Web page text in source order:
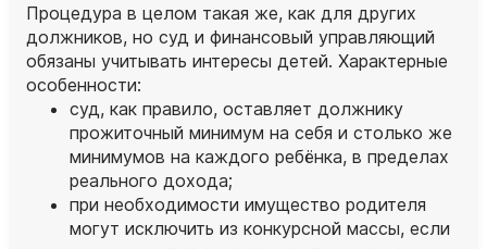
Процедура в целом такая же, как для других
должников, но суд и финансовый управляющий
обязаны учитывать интересы детей. Характерные
особенности:
суд, как правило, оставляет должнику
прожиточный минимум на себя и столько же
минимумов на каждого ребёнка, в пределах
реального дохода;
при необходимости имущество родителя
могут исключить из конкурсной массы, если